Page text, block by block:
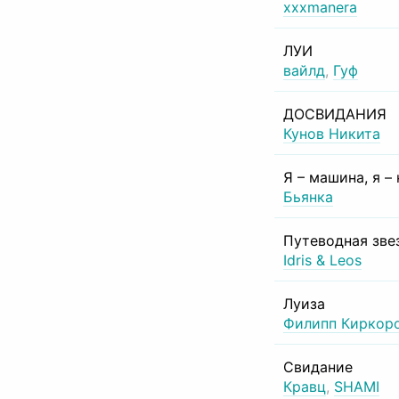
xxxmanera
ЛУИ
вайлд, Гуф
ДОСВИДАНИЯ
Кунов Никита
Я – машина, я –
Бьянка
Путеводная
Idris & Leos
Луиза
Филипп
Свидание
Кравц, SHAMI